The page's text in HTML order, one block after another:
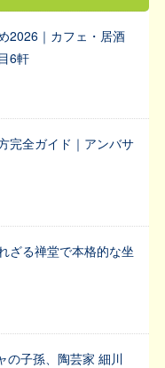
2026｜カフェ・居酒
6軒
完全ガイド｜アンバサ
ざる禅堂で本格的な坐
の子孫、陶芸家 細川